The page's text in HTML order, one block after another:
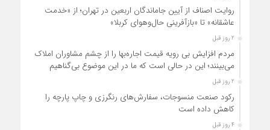
روایت اصناف از آیین جاماندگان اربعین در تهران؛ از «خدمت
عاشقانه» تا «بازآفرینی حال‌وهوای کربلا»
2 روز قبل
مردم افزایش بی رویه قیمت اجاره‌بها را از چشم مشاوران املاک
می‌بینند؛ این در حالی است که ما در این موضوع بی‌گناهیم
2 روز قبل
رکود صنعت منسوجات، سفارش‌های رنگرزی و چاپ پارچه را
کاهش داده است
4 روز قبل